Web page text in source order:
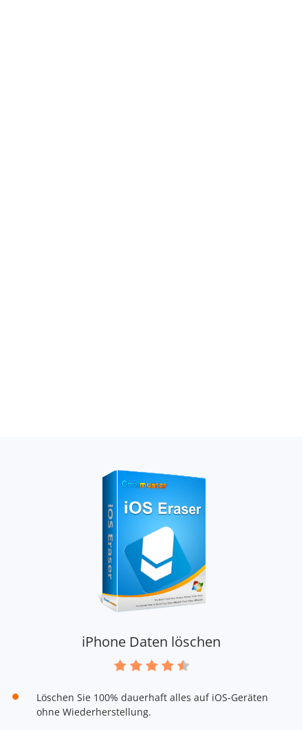
iPhone Daten löschen
Löschen Sie 100% dauerhaft alles auf iOS-Geräten
ohne Wiederherstellung.